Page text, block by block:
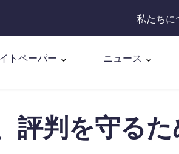
私たちに
トペーパー ニュース
評判を守るた